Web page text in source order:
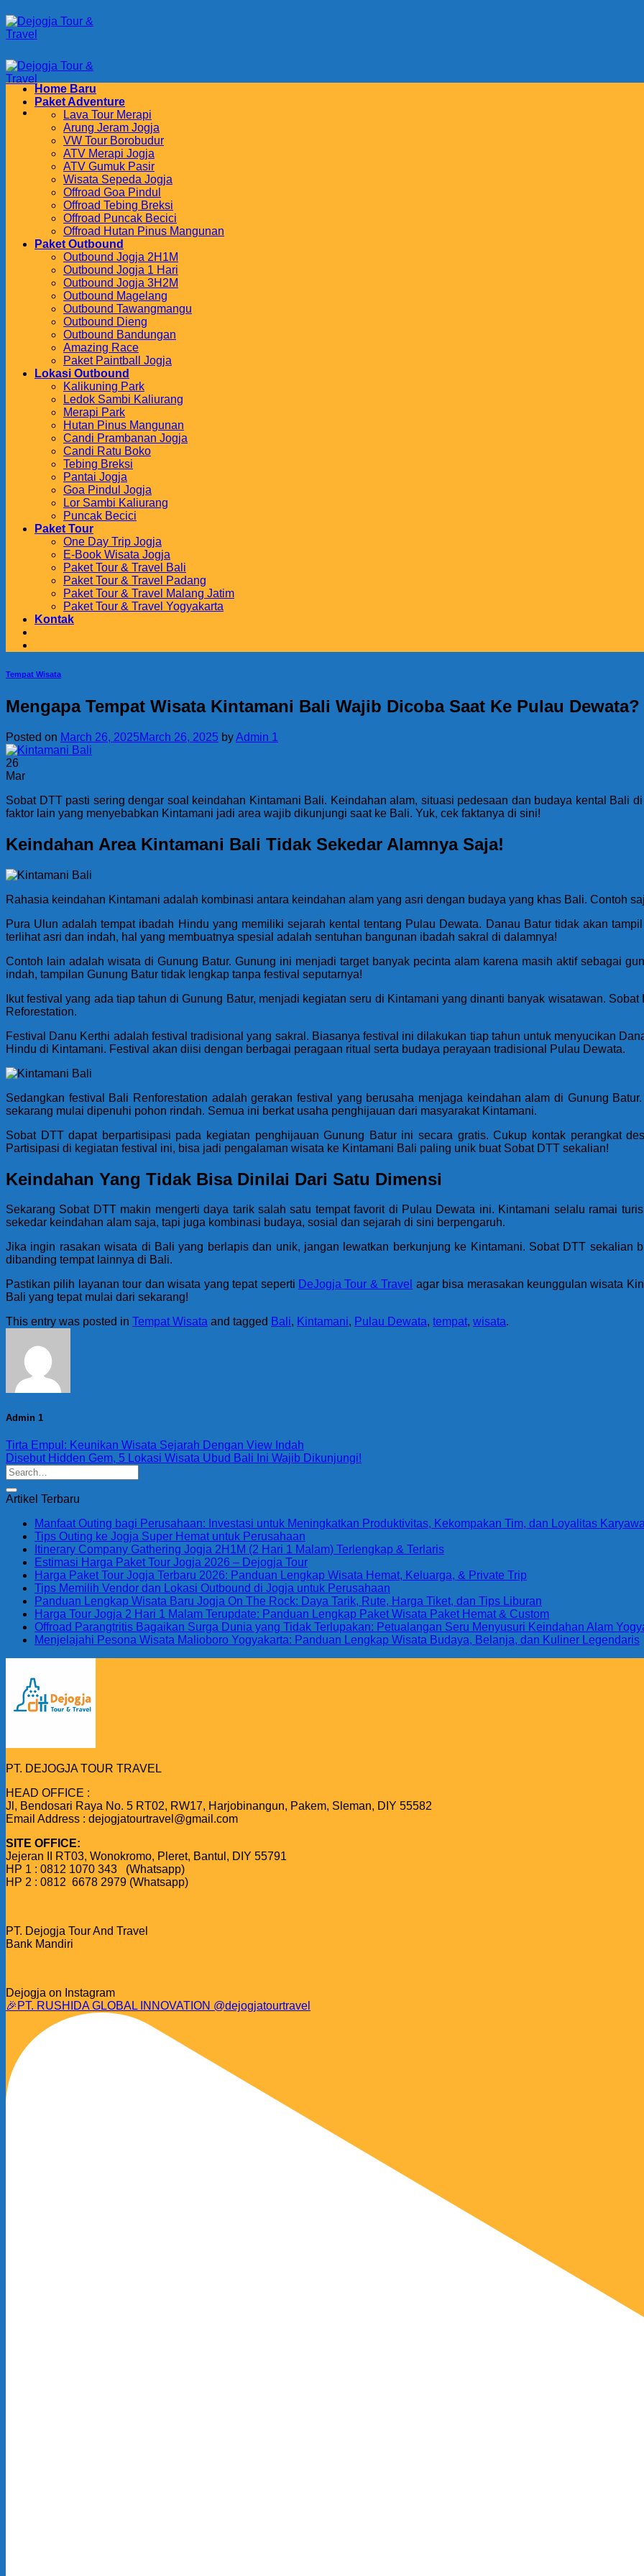
to
content
Home Baru
Paket Adventure
Lava Tour Merapi
Arung Jeram Jogja
VW Tour Borobudur
ATV Merapi Jogja
ATV Gumuk Pasir
Wisata Sepeda Jogja
Offroad Goa Pindul
Offroad Tebing Breksi
Offroad Puncak Becici
Offroad Hutan Pinus Mangunan
Paket Outbound
Outbound Jogja 2H1M
Outbound Jogja 1 Hari
Outbound Jogja 3H2M
Outbound Magelang
Outbound Tawangmangu
Outbound Dieng
Outbound Bandungan
Amazing Race
Paket Paintball Jogja
Lokasi Outbound
Kalikuning Park
Ledok Sambi Kaliurang
Merapi Park
Hutan Pinus Mangunan
Candi Prambanan Jogja
Candi Ratu Boko
Tebing Breksi
Pantai Jogja
Goa Pindul Jogja
Lor Sambi Kaliurang
Puncak Becici
Paket Tour
One Day Trip Jogja
E-Book Wisata Jogja
Paket Tour & Travel Bali
Paket Tour & Travel Padang
Paket Tour & Travel Malang Jatim
Paket Tour & Travel Yogyakarta
Kontak
Tempat Wisata
Mengapa Tempat Wisata Kintamani Bali Wajib Dicoba Saat Ke Pulau
Posted on March 26, 2025March 26, 2025 byAdmin 1
26
Mar
Sobat DTT pasti sering dengar soal keindahan Kintamani Bali. Keindahan alam, situasi pedesaan dan budaya kental Bali
faktor lain yang menyebabkan Kintamani jadi area wajib dikunjungi saat ke Bali. Yuk, cek faktanya di sini!
Keindahan Area Kintamani Bali Tidak Sekedar Alamnya Saja!
Rahasia keindahan Kintamani adalah kombinasi antara keindahan alam yang asri dengan budaya yang khas Bali. Contoh
Pura Ulun adalah tempat ibadah Hindu yang memiliki sejarah kental tentang Pulau Dewata. Danau Batur tidak akan
terlihat asri dan indah, hal yang membuatnya spesial adalah sentuhan bangunan ibadah sakral di dalamnya!
Contoh lain adalah wisata di Gunung Batur. Gunung ini menjadi target banyak pecinta alam karena masih aktif sebagai
indah, tampilan Gunung Batur tidak lengkap tanpa festival seputarnya!
Ikut festival yang ada tiap tahun di Gunung Batur, menjadi kegiatan seru di Kintamani yang dinanti banyak wisatawan.
Reforestation.
Festival Danu Kerthi adalah festival tradisional yang sakral. Biasanya festival ini dilakukan tiap tahun untuk menyucikan
Hindu di Kintamani. Festival akan diisi dengan berbagai peragaan ritual serta budaya perayaan tradisional Pulau Dewata.
Sedangkan festival Bali Renforestation adalah gerakan festival yang berusaha menjaga keindahan alam di Gunung
sekarang mulai dipenuhi pohon rindah. Semua ini berkat usaha penghijauan dari masyarakat Kintamani.
Sobat DTT dapat berpartisipasi pada kegiatan penghijauan Gunung Batur ini secara gratis. Cukup kontak perangkat
Partisipasi di kegiatan festival ini, bisa jadi pengalaman wisata ke Kintamani Bali paling unik buat Sobat DTT sekalian!
Keindahan Yang Tidak Bisa Dinilai Dari Satu Dimensi
Sekarang Sobat DTT makin mengerti daya tarik salah satu tempat favorit di Pulau Dewata ini. Kintamani selalu ramai
sekedar keindahan alam saja, tapi juga kombinasi budaya, sosial dan sejarah di sini berpengaruh.
Jika ingin rasakan wisata di Bali yang berlapis dan unik, jangan lewatkan berkunjung ke Kintamani. Sobat DTT sekalian
dibanding tempat lainnya di Bali.
Pastikan pilih layanan tour dan wisata yang tepat seperti DeJogja Tour & Travel agar bisa merasakan keunggulan wisata
Bali yang tepat mulai dari sekarang!
This entry was posted in Tempat Wisata and tagged Bali, Kintamani, Pulau Dewata, tempat, wisata.
Admin 1
Tirta Empul: Keunikan Wisata Sejarah Dengan View Indah
Disebut Hidden Gem, 5 Lokasi Wisata Ubud Bali Ini Wajib Dikunjungi!
Artikel Terbaru
Manfaat Outing bagi Perusahaan: Investasi untuk Meningkatkan Produktivitas, Kekompakan Tim, dan Loyalitas
Tips Outing ke Jogja Super Hemat untuk Perusahaan
Itinerary Company Gathering Jogja 2H1M (2 Hari 1 Malam) Terlengkap & Terlaris
Estimasi Harga Paket Tour Jogja 2026 – Dejogja Tour
Harga Paket Tour Jogja Terbaru 2026: Panduan Lengkap Wisata Hemat, Keluarga, & Private Trip
Tips Memilih Vendor dan Lokasi Outbound di Jogja untuk Perusahaan
Panduan Lengkap Wisata Baru Jogja On The Rock: Daya Tarik, Rute, Harga Tiket, dan Tips Liburan
Harga Tour Jogja 2 Hari 1 Malam Terupdate: Panduan Lengkap Paket Wisata Paket Hemat & Custom
Offroad Parangtritis Bagaikan Surga Dunia yang Tidak Terlupakan: Petualangan Seru Menyusuri Keindahan Alam
Menjelajahi Pesona Wisata Malioboro Yogyakarta: Panduan Lengkap Wisata Budaya, Belanja, dan Kuliner Legendaris
PT. DEJOGJA TOUR TRAVEL
HEAD OFFICE :
Jl, Bendosari Raya No. 5 RT02, RW17, Harjobinangun, Pakem, Sleman, DIY 55582
Email Address : dejogjatourtravel@gmail.com
SITE OFFICE:
Jejeran II RT03, Wonokromo, Pleret, Bantul, DIY 55791
HP 1 : 0812 1070 343 (Whatsapp)
HP 2 : 0812 6678 2979 (Whatsapp)
PT. Dejogja Tour And Travel
Bank Mandiri
Dejogja on Instagram
🎉PT. RUSHIDA GLOBAL INNOVATION @dejogjatourtravel